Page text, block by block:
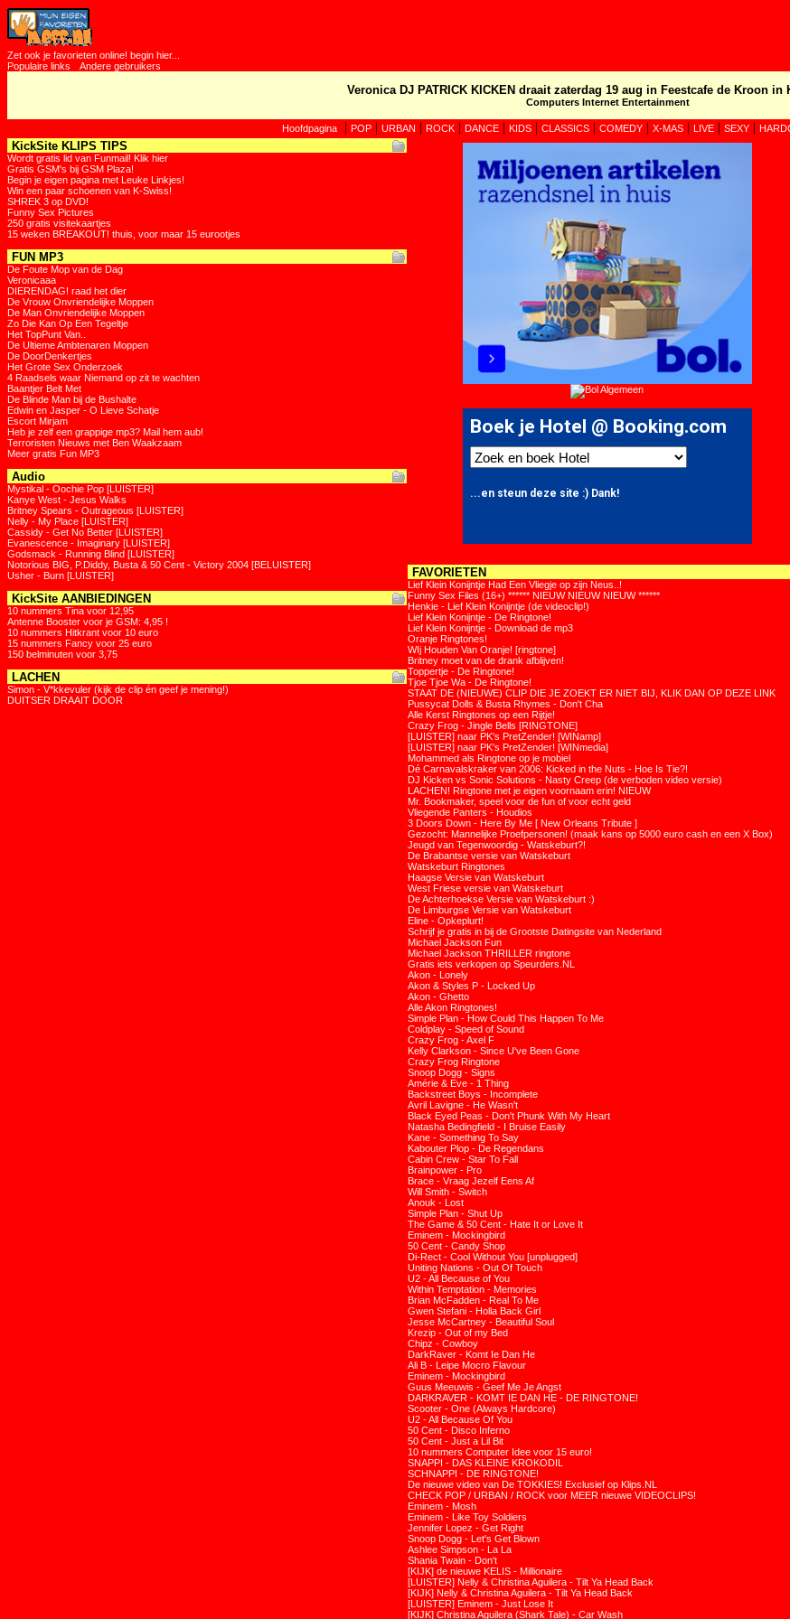
Zet ook je favorieten online! begin hier...
Populaire links
Andere gebruikers
Veronica DJ PATRICK KICKEN draait zaterdag 19 aug in Feestcafe de Kroon in
Computers Internet Entertainment
Hoofdpagina | POP | URBAN | ROCK | DANCE | KIDS | CLASSICS | COMEDY | X-MAS | LIVE | SEXY |
KickSite KLIPS TIPS
Wordt gratis lid van Funmail! Klik hier
Gratis GSM's bij GSM Plaza!
Begin je eigen pagina met Leuke Linkjes!
Win een paar schoenen van K-Swiss!
SHREK 3 op DVD!
Funny Sex Pictures
250 gratis visitekaartjes
15 weken BREAKOUT! thuis, voor maar 15 eurootjes
FUN MP3
De Foute Mop van de Dag
Veronicaaa
DIERENDAG! raad het dier
De Vrouw Onvriendelijke Moppen
De Man Onvriendelijke Moppen
Zo Die Kan Op Een Tegeltje
Het TopPunt Van..
De Ultieme Ambtenaren Moppen
De DoorDenkertjes
Het Grote Sex Onderzoek
4 Raadsels waar Niemand op zit te wachten
Baantjer Belt Met
De Blinde Man bij de Bushalte
Edwin en Jasper - O Lieve Schatje
Escort Mirjam
Heb je zelf een grappige mp3? Mail hem aub!
Terroristen Nieuws met Ben Waakzaam
Meer gratis Fun MP3
Audio
Mystikal - Oochie Pop [LUISTER]
Kanye West - Jesus Walks
Britney Spears - Outrageous [LUISTER]
Nelly - My Place [LUISTER]
Cassidy - Get No Better [LUISTER]
Evanescence - Imaginary [LUISTER]
Godsmack - Running Blind [LUISTER]
Notorious BIG, P.Diddy, Busta & 50 Cent - Victory 2004 [BELUISTER]
Usher - Burn [LUISTER]
KickSite AANBIEDINGEN
10 nummers Tina voor 12,95
Antenne Booster voor je GSM: 4,95 !
10 nummers Hitkrant voor 10 euro
15 nummers Fancy voor 25 euro
150 belminuten voor 3,75
LACHEN
Simon - V*kkevuler (kijk de clip én geef je mening!)
DUITSER DRAAIT DOOR
FAVORIETEN
Lief Klein Konijntje Had Een Vliegje op zijn Neus..!
Funny Sex Files (16+) ****** NIEUW NIEUW NIEUW ******
Henkie - Lief Klein Konijntje (de videoclip!)
Lief Klein Konijntje - De Ringtone!
Lief Klein Konijntje - Download de mp3
Oranje Ringtones!
WIj Houden Van Oranje! [ringtone]
Britney moet van de drank afblijven!
Toppertje - De Ringtone!
Tjoe Tjoe Wa - De Ringtone!
STAAT DE (NIEUWE) CLIP DIE JE ZOEKT ER NIET BIJ, KLIK DAN OP DEZE LINK
Pussycat Dolls & Busta Rhymes - Don't Cha
Alle Kerst Ringtones op een Rijtje!
Crazy Frog - Jingle Bells [RINGTONE]
[LUISTER] naar PK's PretZender! [WINamp]
[LUISTER] naar PK's PretZender! [WINmedia]
Mohammed als Ringtone op je mobiel
Dé Carnavalskraker van 2006: Kicked in the Nuts - Hoe Is Tie?!
DJ Kicken vs Sonic Solutions - Nasty Creep (de verboden video versie)
LACHEN! Ringtone met je eigen voornaam erin! NIEUW
Mr. Bookmaker, speel voor de fun of voor echt geld
Vliegende Panters - Houdios
3 Doors Down - Here By Me [ New Orleans Tribute ]
Gezocht: Mannelijke Proefpersonen! (maak kans op 5000 euro cash en een X Box)
Jeugd van Tegenwoordig - Watskeburt?!
De Brabantse versie van Watskeburt
Watskeburt Ringtones
Haagse Versie van Watskeburt
West Friese versie van Watskeburt
De Achterhoekse Versie van Watskeburt :)
De Limburgse Versie van Watskeburt
Eline - Opkeplurt!
Schrijf je gratis in bij de Grootste Datingsite van Nederland
Michael Jackson Fun
Michael Jackson THRILLER ringtone
Gratis iets verkopen op Speurders.NL
Akon - Lonely
Akon & Styles P - Locked Up
Akon - Ghetto
Alle Akon Ringtones!
Simple Plan - How Could This Happen To Me
Coldplay - Speed of Sound
Crazy Frog - Axel F
Kelly Clarkson - Since U've Been Gone
Crazy Frog Ringtone
Snoop Dogg - Signs
Amérie & Eve - 1 Thing
Backstreet Boys - Incomplete
Avril Lavigne - He Wasn't
Black Eyed Peas - Don't Phunk With My Heart
Natasha Bedingfield - I Bruise Easily
Kane - Something To Say
Kabouter Plop - De Regendans
Cabin Crew - Star To Fall
Brainpower - Pro
Brace - Vraag Jezelf Eens Af
Will Smith - Switch
Anouk - Lost
Simple Plan - Shut Up
The Game & 50 Cent - Hate It or Love It
Eminem - Mockingbird
50 Cent - Candy Shop
Di-Rect - Cool Without You [unplugged]
Uniting Nations - Out Of Touch
U2 - All Because of You
Within Temptation - Memories
Brian McFadden - Real To Me
Gwen Stefani - Holla Back Girl
Jesse McCartney - Beautiful Soul
Krezip - Out of my Bed
Chipz - Cowboy
DarkRaver - Komt Ie Dan He
Ali B - Leipe Mocro Flavour
Eminem - Mockingbird
Guus Meeuwis - Geef Me Je Angst
DARKRAVER - KOMT IE DAN HE - DE RINGTONE!
Scooter - One (Always Hardcore)
U2 - All Because Of You
50 Cent - Disco Inferno
50 Cent - Just a Lil Bit
10 nummers Computer Idee voor 15 euro!
SNAPPI - DAS KLEINE KROKODIL
SCHNAPPI - DE RINGTONE!
De nieuwe video van De TOKKIES! Exclusief op Klips.NL
CHECK POP / URBAN / ROCK voor MEER nieuwe VIDEOCLIPS!
Eminem - Mosh
Eminem - Like Toy Soldiers
Jennifer Lopez - Get Right
Snoop Dogg - Let's Get Blown
Ashlee Simpson - La La
Shania Twain - Don't
[KIJK] de nieuwe KELIS - Millionaire
[LUISTER] Nelly & Christina Aguilera - Tilt Ya Head Back
[KIJK] Nelly & Christina Aguilera - Tilt Ya Head Back
[LUISTER] Eminem - Just Lose It
[KIJK] Christina Aguilera (Shark Tale) - Car Wash